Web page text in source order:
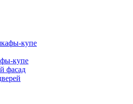
купе
купе
фасад